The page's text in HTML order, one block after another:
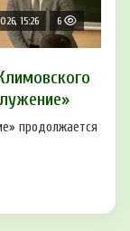
15:26 6
продолжается